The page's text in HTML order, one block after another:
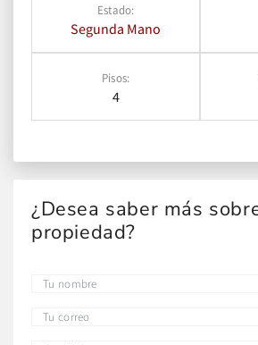
Estado:
Segunda Mano
Pisos:
4